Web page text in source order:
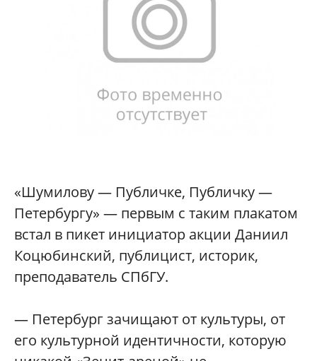
«Шумилову — Публичке, Публичку —
Петербургу» — первым с таким плакатом
встал в пикет инициатор акции Даниил
Коцюбинский, публицист, историк,
преподаватель СПбГУ.
— Петербург зачищают от культуры, от
его культурной идентичности, которую